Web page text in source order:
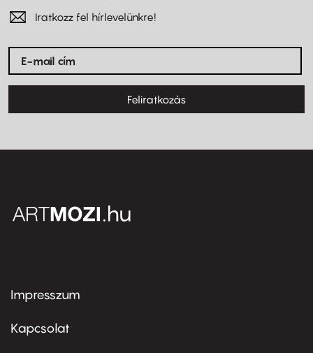
Iratkozz fel hírlevelünkre!
Feliratkozás
Footer
first
Impresszum
Kapcsolat